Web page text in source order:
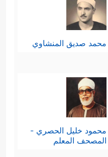
محمد صديق المنشاوي
محمود خليل الحصري -
المصحف المعلم